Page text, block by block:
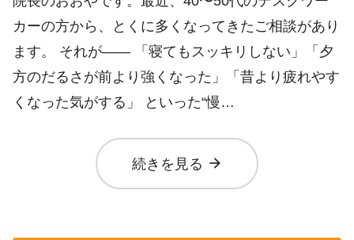
カーの方から、とくに多くなってきたご相談があり
ます。 それが—— 「寝てもスッキリしない」「夕
方のだるさが前より強くなった」「昔より疲れやす
くなった気がする」 といった“慢…
続きを見る arrow_forward